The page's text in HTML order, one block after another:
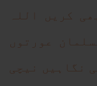
کریں اللہ
عورتوں
نگاہیں نیچی